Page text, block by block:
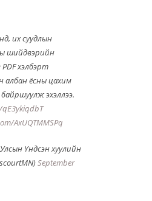
их суудлын
шийдвэрийн
хэлбэрт
албан ёсны цахим
эхэллээ.
AxUQTMMSPq
Үндсэн хуулийн
September